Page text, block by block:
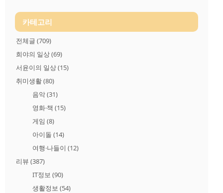
카테고리
전체글 (709)
희야의 일상(69)
서윤이의 일상(15)
취미생활(80)
음악(31)
영화·책 (15)
게임 (8)
아이돌 (14)
여행·나들이 (12)
리뷰 (387)
IT정보 (90)
생활정보 (54)